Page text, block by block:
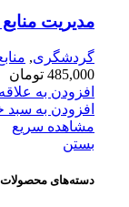
مدیریت
گردشگری,
485,000 تومان
افزودن به
افزودن به سبد
مشاهده سریع
بستن
دسته‌های محصولات